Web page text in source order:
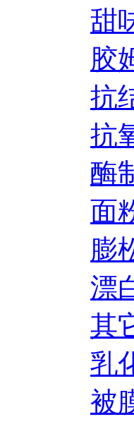
甜
胶
抗
抗
酶
面
膨
漂
其
乳
被